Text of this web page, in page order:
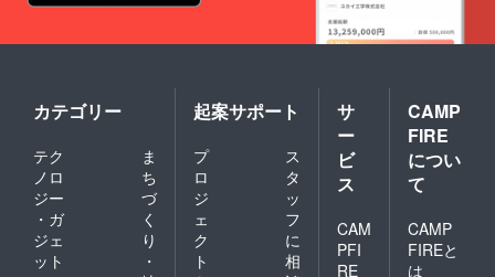
カテゴリー
テク
ノロ
ジー
・ガ
ジェ
ット
ま
ち
づ
く
り
・
起案サポート
プ
ロ
ジ
ェ
ク
ト
ス
タ
ッ
フ
に
相
サ
ー
ビ
ス
CAM
PFI
RE
CAMP
FIRE
につい
て
CAMP
FIREと
は